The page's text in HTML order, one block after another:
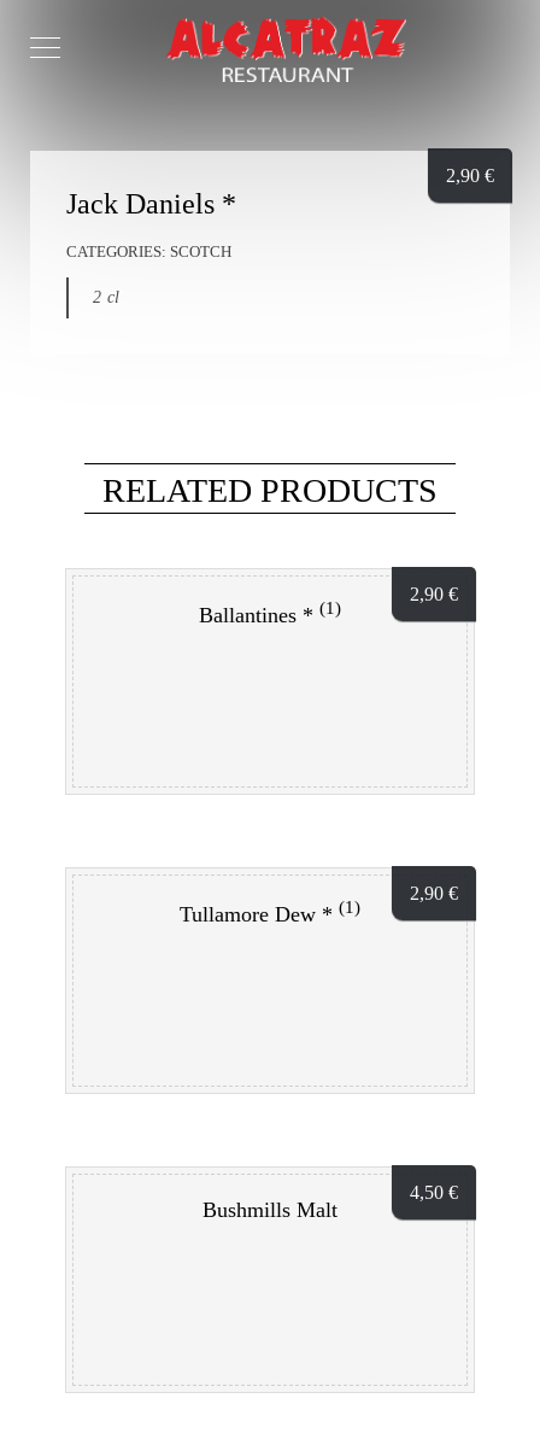
Jack Daniels *
CATEGORIES: SCOTCH
2 cl
2,90 €
RELATED PRODUCTS
2,90 €
Ballantines * (1)
2,90 €
Tullamore Dew * (1)
4,50 €
Bushmills Malt